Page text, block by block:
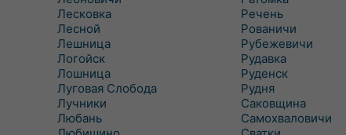
Лесковка
Лесной
Лешница
Логойск
Лошница
Луговая Слобода
Лучники
Любань
Речень
Рованичи
Рубежевичи
Рудавка
Руденск
Рудня
Саковщина
Самохваловичи